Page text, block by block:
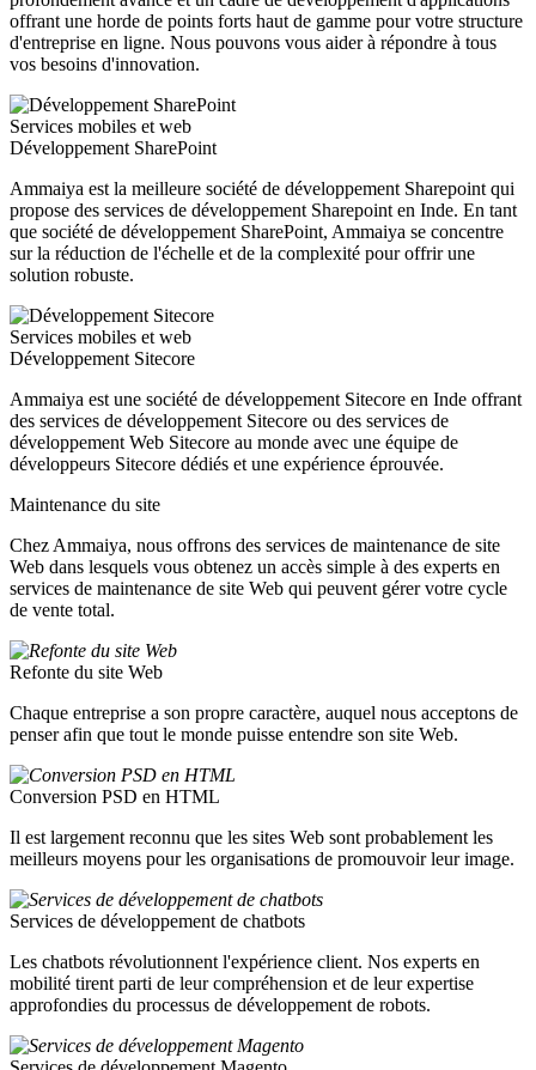
offrant une horde de points forts haut de gamme pour votre structure
d'entreprise en ligne. Nous pouvons vous aider à répondre à tous
vos besoins d'innovation.
Services mobiles et web
Développement SharePoint
Ammaiya est la meilleure société de développement Sharepoint qui
propose des services de développement Sharepoint en Inde. En tant
que société de développement SharePoint, Ammaiya se concentre
sur la réduction de l'échelle et de la complexité pour offrir une
solution robuste.
Services mobiles et web
Développement Sitecore
Ammaiya est une société de développement Sitecore en Inde offrant
des services de développement Sitecore ou des services de
développement Web Sitecore au monde avec une équipe de
développeurs Sitecore dédiés et une expérience éprouvée.
Maintenance du site
Chez Ammaiya, nous offrons des services de maintenance de site
Web dans lesquels vous obtenez un accès simple à des experts en
services de maintenance de site Web qui peuvent gérer votre cycle
de vente total.
Refonte du site Web
Chaque entreprise a son propre caractère, auquel nous acceptons de
penser afin que tout le monde puisse entendre son site Web.
Conversion PSD en HTML
Il est largement reconnu que les sites Web sont probablement les
meilleurs moyens pour les organisations de promouvoir leur image.
Services de développement de chatbots
Les chatbots révolutionnent l'expérience client. Nos experts en
mobilité tirent parti de leur compréhension et de leur expertise
approfondies du processus de développement de robots.